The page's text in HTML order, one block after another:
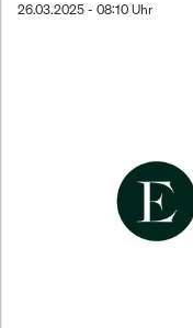
26.03.2025 - 08:10 Uhr